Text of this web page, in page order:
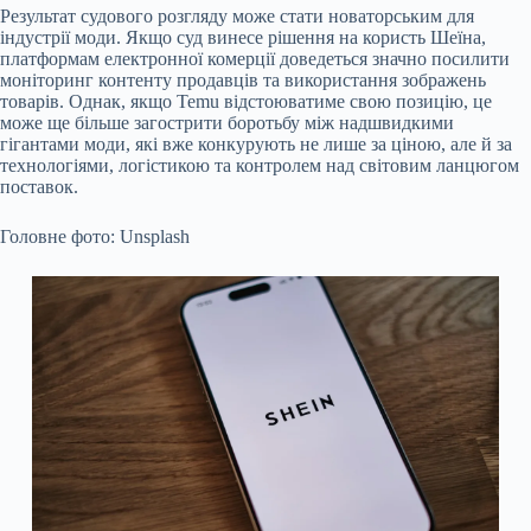
Результат судового розгляду може стати новаторським для
індустрії моди. Якщо суд винесе рішення на користь Шеїна,
платформам електронної комерції доведеться значно посилити
моніторинг контенту продавців та використання зображень
товарів. Однак, якщо Temu відстоюватиме свою позицію, це
може ще більше загострити боротьбу між надшвидкими
гігантами моди, які вже конкурують не лише за ціною, але й за
технологіями, логістикою та контролем над світовим ланцюгом
поставок.
Головне фото: Unsplash